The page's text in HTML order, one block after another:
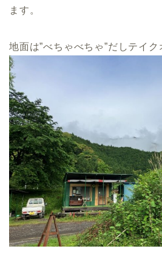
ます。
地面は”べちゃべちゃ”だしテイ